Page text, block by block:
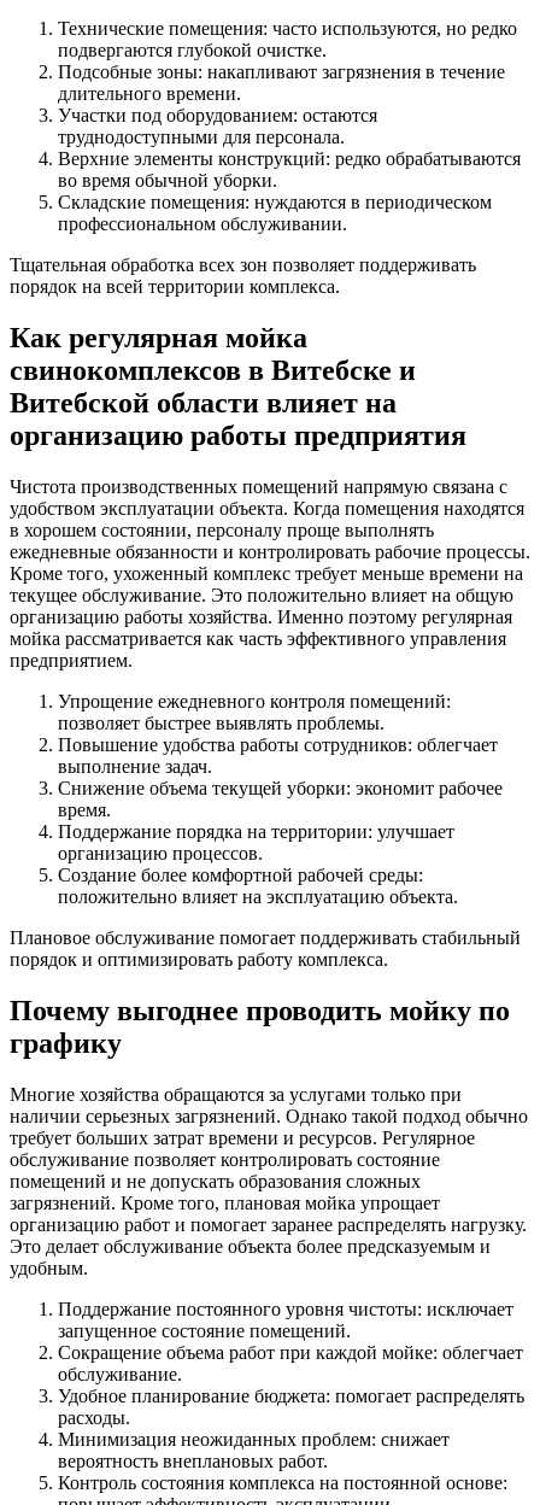
Технические помещения: часто используются, но редко
подвергаются глубокой очистке.
Подсобные зоны: накапливают загрязнения в течение
длительного времени.
Участки под оборудованием: остаются
труднодоступными для персонала.
Верхние элементы конструкций: редко обрабатываются
во время обычной уборки.
Складские помещения: нуждаются в периодическом
профессиональном обслуживании.
Тщательная обработка всех зон позволяет поддерживать
порядок на всей территории комплекса.
Как регулярная мойка
свинокомплексов в Витебске и
Витебской области влияет на
организацию работы предприятия
Чистота производственных помещений напрямую связана с
удобством эксплуатации объекта. Когда помещения находятся
в хорошем состоянии, персоналу проще выполнять
ежедневные обязанности и контролировать рабочие процессы.
Кроме того, ухоженный комплекс требует меньше времени на
текущее обслуживание. Это положительно влияет на общую
организацию работы хозяйства. Именно поэтому регулярная
мойка рассматривается как часть эффективного управления
предприятием.
Упрощение ежедневного контроля помещений:
позволяет быстрее выявлять проблемы.
Повышение удобства работы сотрудников: облегчает
выполнение задач.
Снижение объема текущей уборки: экономит рабочее
время.
Поддержание порядка на территории: улучшает
организацию процессов.
Создание более комфортной рабочей среды:
положительно влияет на эксплуатацию объекта.
Плановое обслуживание помогает поддерживать стабильный
порядок и оптимизировать работу комплекса.
Почему выгоднее проводить мойку по
графику
Многие хозяйства обращаются за услугами только при
наличии серьезных загрязнений. Однако такой подход обычно
требует больших затрат времени и ресурсов. Регулярное
обслуживание позволяет контролировать состояние
помещений и не допускать образования сложных
загрязнений. Кроме того, плановая мойка упрощает
организацию работ и помогает заранее распределять нагрузку.
Это делает обслуживание объекта более предсказуемым и
удобным.
Поддержание постоянного уровня чистоты: исключает
запущенное состояние помещений.
Сокращение объема работ при каждой мойке: облегчает
обслуживание.
Удобное планирование бюджета: помогает распределять
расходы.
Минимизация неожиданных проблем: снижает
вероятность внеплановых работ.
Контроль состояния комплекса на постоянной основе: